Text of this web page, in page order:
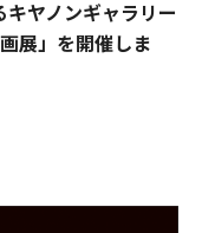
ヤノンギャラリー
展」を開催しま